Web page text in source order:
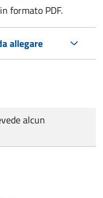
formato PDF.
allegare
alcun